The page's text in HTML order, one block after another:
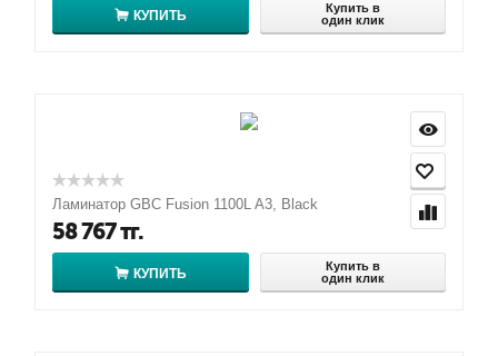
КУПИТЬ
Купить в
один клик
Ламинатор GBC Fusion 1100L A3, Black
58 767тг.
КУПИТЬ
Купить в
один клик